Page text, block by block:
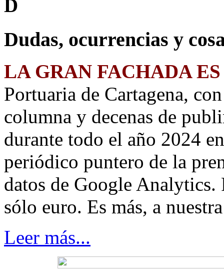
D
Dudas, ocurrencias y
LA GRAN FACHADA
Portuaria de Cartagena,
columna y decenas de
durante todo el año 2024
periódico puntero de la
datos de Google Analytics.
sólo euro. Es más, a
Leer más...